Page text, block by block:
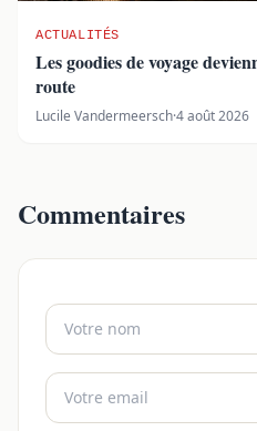
ACTUALITÉS
Les goodies de voyage
route
Lucile Vandermeersch·4 août 2026
Commentaires